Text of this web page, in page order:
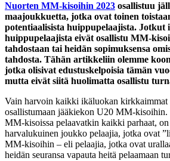
Nuorten MM-kisoihin 2023 osallistuu
maajoukkuetta, jotka ovat toinen
potentiaalisista huippupelaajista. Jotkut
huippupelaajista eivät osallistu MM-
tahdostaan tai heidän sopimuksensa
tahdosta. Tähän artikkeliin olemme
jotka olisivat edustuskelpoisia tämän
mutta eivät siitä huolimatta osallistu
Vain harvoin kaikki ikäluokan kirkkaimmat
osallistumaan jääkiekon U20 MM-kisoihin.
MM-kisoissa pelaavatkin kaikki parhaat,
harvalukuinen joukko pelaajia, jotka ovat
MM-kisoihin – eli pelaajia, jotka ovat
heidän seuransa vapauta heitä pelaamaan